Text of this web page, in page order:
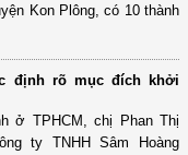
Kon Plông, có 10 thành
định rõ mục đích khởi
ở TPHCM, chị Phan Thị
ty TNHH Sâm Hoàng